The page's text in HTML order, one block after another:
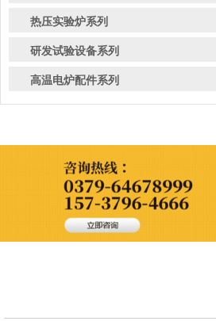
热压实验炉系列
研发试验设备系列
高温电炉配件系列